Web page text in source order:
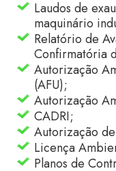
Laudos de
maquinário
Relatório de
Confirmatória
Autorização
(AFU);
Autorização
CADRI;
Autorização
Licença
Planos de